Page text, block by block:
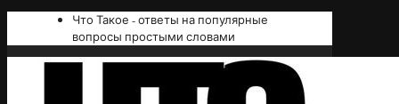
Что Такое - ответы на популярные
вопросы простыми словами